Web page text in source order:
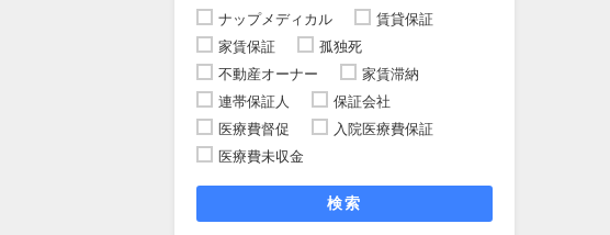
ナップメディカル
賃貸保証
家賃保証
孤独死
不動産オーナー
家賃滞納
連帯保証人
保証会社
医療費督促
入院医療費保証
医療費未収金
検索